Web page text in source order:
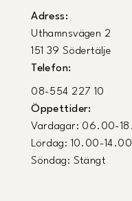
Adress:
Uthamnsvägen 2
151 39 Södertälje
Telefon:
08-554 227 10
Öppettider:
Vardagar: 06.00-
Lördag: 10.00-
Söndag: Stängt